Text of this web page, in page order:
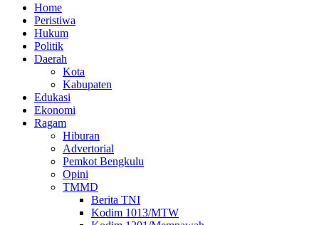
Home
Peristiwa
Hukum
Politik
Daerah
Kota
Kabupaten
Edukasi
Ekonomi
Ragam
Hiburan
Advertorial
Pemkot Bengkulu
Opini
TMMD
Berita TNI
Kodim 1013/MTW